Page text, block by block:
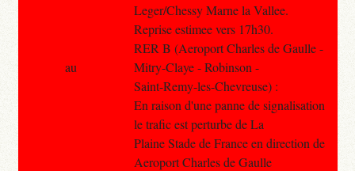
Leger/Chessy Marne la Vallee.
Reprise estimee vers 17h30.
RER B (Aeroport Charles de Gaulle -
Mitry-Claye - Robinson -
Saint-Remy-les-Chevreuse) :
En raison d'une panne de signalisation
le trafic est perturbe de La
Plaine Stade de France en direction de
Aeroport Charles de Gaulle
au